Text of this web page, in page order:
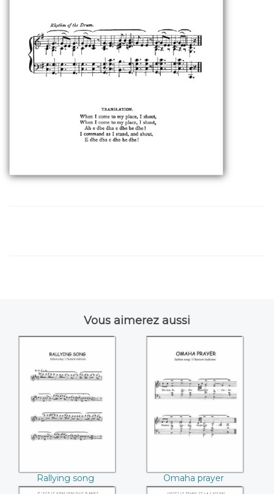
Vous aimerez aussi
Rallying song
Rallying song
Omaha prayer
Omaha prayer